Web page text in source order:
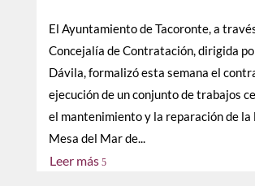
El Ayuntamiento de Tacoronte, a
Concejalía de Contratación, dirigida
Dávila, formalizó esta semana el
ejecución de un conjunto de trabajos
el mantenimiento y la reparación de la
Mesa del Mar de...
Leer más 5